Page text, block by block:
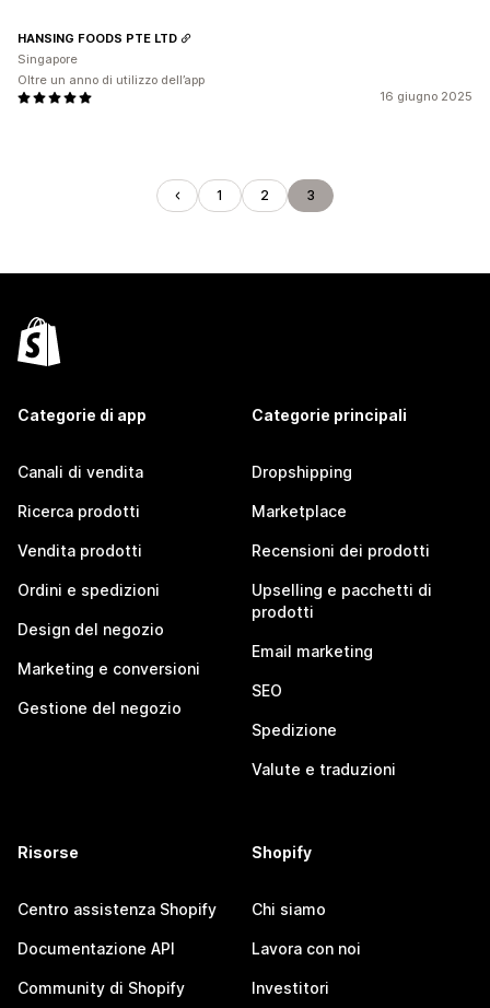
16 giugno 2025
HANSING FOODS PTE LTD
Singapore
Oltre un anno di utilizzo dell’app
1 2 3
Categorie di app
Canali di vendita
Ricerca prodotti
Vendita prodotti
Ordini e spedizioni
Design del negozio
Marketing e conversioni
Gestione del negozio
Categorie principali
Dropshipping
Marketplace
Recensioni dei prodotti
Upselling e pacchetti di
prodotti
Email marketing
SEO
Spedizione
Valute e traduzioni
Risorse
Centro assistenza Shopify
Documentazione API
Community di Shopify
Shopify
Chi siamo
Lavora con noi
Investitori